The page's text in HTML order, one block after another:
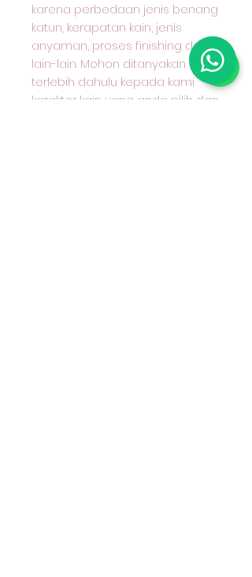
karena perbedaan jenis benang
katun, kerapatan kain, jenis
anyaman, proses finishing dan
lain-lain. Mohon ditanyakan
terlebih dahulu kepada kami
karakter kain yang anda pilih dan